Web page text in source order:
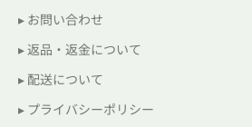
▸ お問い合わせ
▸ 返品・返金について
▸ 配送について
▸ プライバシーポリシー